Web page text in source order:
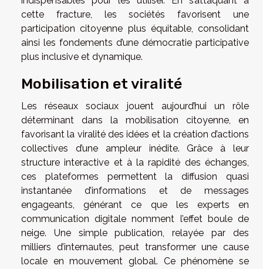
cette fracture, les sociétés favorisent une
participation citoyenne plus équitable, consolidant
ainsi les fondements d’une démocratie participative
plus inclusive et dynamique.
Mobilisation et viralité
Les réseaux sociaux jouent aujourd’hui un rôle
déterminant dans la mobilisation citoyenne, en
favorisant la viralité des idées et la création d’actions
collectives d’une ampleur inédite. Grâce à leur
structure interactive et à la rapidité des échanges,
ces plateformes permettent la diffusion quasi
instantanée d’informations et de messages
engageants, générant ce que les experts en
communication digitale nomment l’effet boule de
neige. Une simple publication, relayée par des
milliers d’internautes, peut transformer une cause
locale en mouvement global. Ce phénomène se